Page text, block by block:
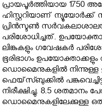
പ്രായപൂര്‍ത്തിയായ 1750
ഹിസ്റ്ററിയാണ്
പ്രിന്‍സ്ടണ്‍
പരിശോധിച്ചത്.
ലിങ്കുകളും ഗവേഷകര്‍
ഭൂരിഭാഗം ഉപയോക്താക്കളും
ഡൊമൈനുകളില്‍ നിന്നുള്ള
ഫെയ്‌സ്ബുക്കില്‍
നിരീക്ഷിച്ചു. 8.5 ശതമാനം
ഡൊമൈനുകളിലേക്കുള്ള ഒരു